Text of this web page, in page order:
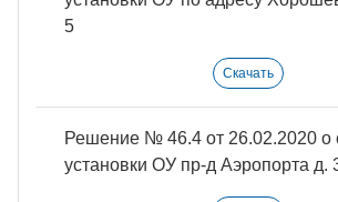
5
Скачать
Решение № 46.4 от 26.02.2020 о
установки ОУ пр-д Аэропорта д.